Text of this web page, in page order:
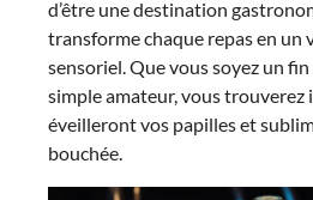
d’être une destination
transforme chaque repas en un
sensoriel. Que vous soyez un
simple amateur, vous trouverez
éveilleront vos papilles et
bouchée.